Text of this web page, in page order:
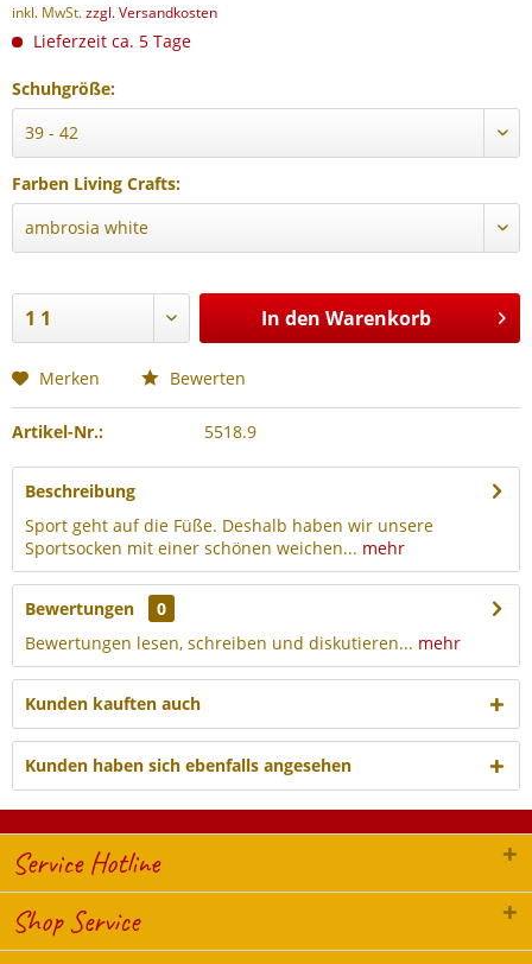
inkl. MwSt.zzgl. Versandkosten
Lieferzeit ca. 5 Tage
Schuhgröße:
Farben Living Crafts:
In den Warenkorb
Merken Bewerten
Artikel-Nr.: 5518.9
Beschreibung
Sport geht auf die Füße. Deshalb haben wir unsere
Sportsocken mit einer schönen weichen... mehr
Bewertungen
0
Bewertungen lesen, schreiben und diskutieren... mehr
Kunden kauften auch
Kunden haben sich ebenfalls angesehen
Service Hotline
Shop Service